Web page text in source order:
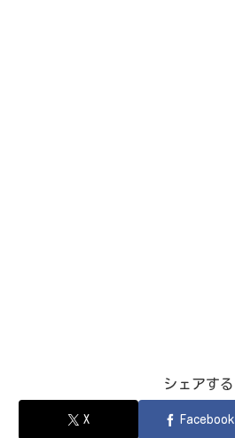
シェアする
X Facebook